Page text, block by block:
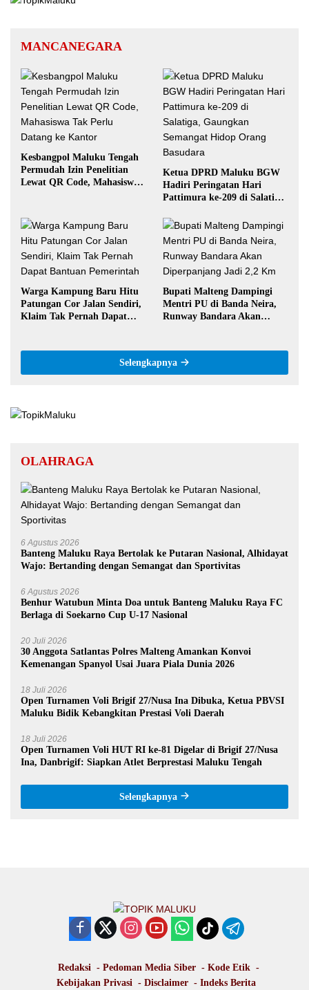
MANCANEGARA
Kesbangpol Maluku Tengah
Permudah Izin Penelitian
Lewat QR Code, Mahasiswa
Ketua DPRD Maluku BGW
Hadiri Peringatan Hari
Pattimura ke-209 di Salatiga,
Orang Basudara
Warga Kampung Baru Hitu
Patungan Cor Jalan Sendiri,
Klaim Tak Pernah Dapat
Bupati Malteng Dampingi
Mentri PU di Banda Neira,
Runway Bandara Akan
Selengkapnya
OLAHRAGA
6 Agustus 2026
Banteng Maluku Raya Bertolak ke Putaran Nasional, Alhidayat
Wajo: Bertanding dengan Semangat dan Sportivitas
6 Agustus 2026
Benhur Watubun Minta Doa untuk Banteng Maluku Raya FC
Berlaga di Soekarno Cup U-17 Nasional
20 Juli 2026
30 Anggota Satlantas Polres Malteng Amankan Konvoi
Kemenangan Spanyol Usai Juara Piala Dunia 2026
18 Juli 2026
Open Turnamen Voli Brigif 27/Nusa Ina Dibuka, Ketua PBVSI
Maluku Bidik Kebangkitan Prestasi Voli Daerah
18 Juli 2026
Open Turnamen Voli HUT RI ke-81 Digelar di Brigif 27/Nusa
Ina, Danbrigif: Siapkan Atlet Berprestasi Maluku Tengah
Selengkapnya
Redaksi Pedoman Media Siber
Kode Etik
Kebijakan Privasi
Disclaimer Indeks Berita